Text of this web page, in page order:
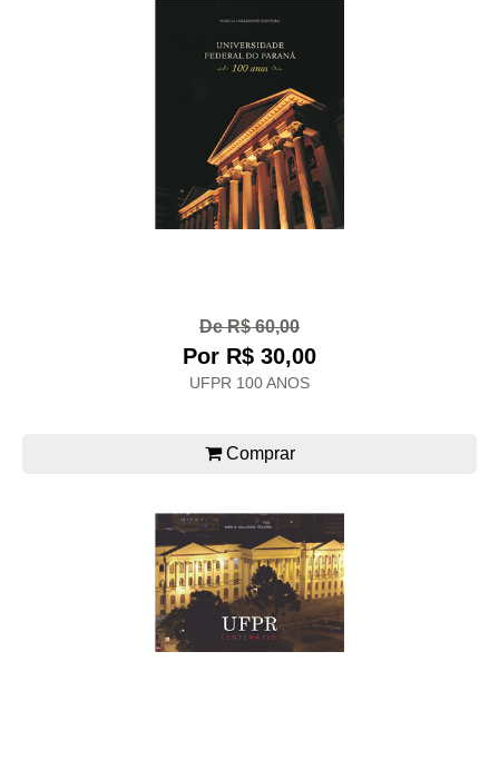
De R$ 60,00
Por R$ 30,00
UFPR 100 ANOS
Comprar